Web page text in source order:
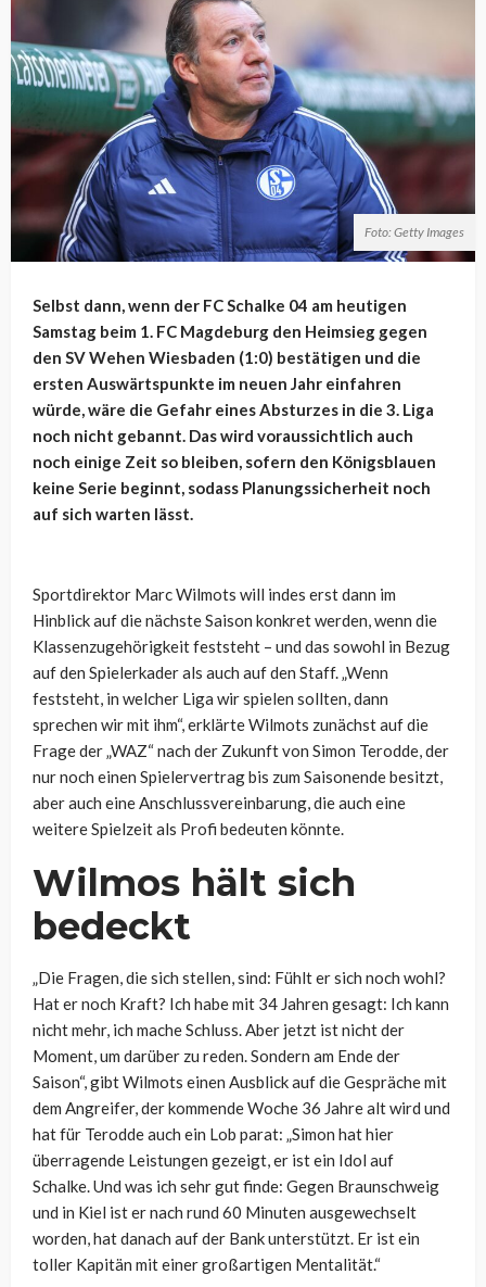
Foto: Getty Images
Selbst dann, wenn der FC Schalke 04 am heutigen
Samstag beim 1. FC Magdeburg den Heimsieg gegen
den SV Wehen Wiesbaden (1:0) bestätigen und die
ersten Auswärtspunkte im neuen Jahr einfahren
würde, wäre die Gefahr eines Absturzes in die 3. Liga
noch nicht gebannt. Das wird voraussichtlich auch
noch einige Zeit so bleiben, sofern den Königsblauen
keine Serie beginnt, sodass Planungssicherheit noch
auf sich warten lässt.
Sportdirektor Marc Wilmots will indes erst dann im
Hinblick auf die nächste Saison konkret werden, wenn die
Klassenzugehörigkeit feststeht – und das sowohl in Bezug
auf den Spielerkader als auch auf den Staff.„Wenn
feststeht, in welcher Liga wir spielen sollten, dann
sprechen wir mit ihm“, erklärte Wilmots zunächst auf die
Frage der „WAZ“ nach der Zukunft von Simon Terodde, der
nur noch einen Spielervertrag bis zum Saisonende besitzt,
aber auch eine Anschlussvereinbarung, die auch eine
weitere Spielzeit als Profi bedeuten könnte.
Wilmos hält sich
bedeckt
„Die Fragen, die sich stellen, sind: Fühlt er sich noch wohl?
Hat er noch Kraft? Ich habe mit 34 Jahren gesagt: Ich kann
nicht mehr, ich mache Schluss. Aber jetzt ist nicht der
Moment, um darüber zu reden. Sondern am Ende der
Saison“, gibt Wilmots einen Ausblick auf die Gespräche mit
dem Angreifer, der kommende Woche 36 Jahre alt wird und
hat für Terodde auch ein Lob parat: „Simon hat hier
überragende Leistungen gezeigt, er ist ein Idol auf
Schalke. Und was ich sehr gut finde: Gegen Braunschweig
und in Kiel ist er nach rund 60 Minuten ausgewechselt
worden, hat danach auf der Bank unterstützt. Er ist ein
toller Kapitän mit einer großartigen Mentalität.“